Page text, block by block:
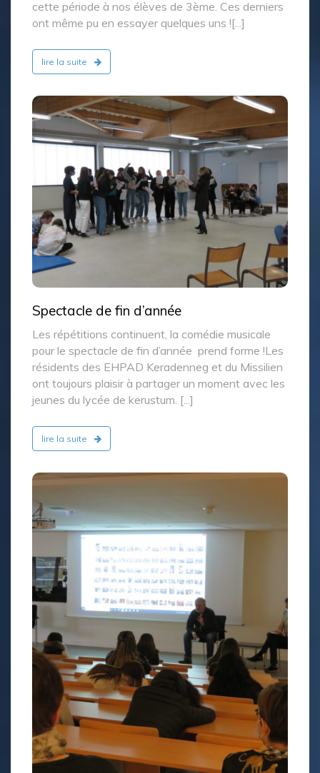
cette période à nos élèves de 3ème. Ces derniers
ont même pu en essayer quelques uns ![...]
lire la suite
Spectacle de fin d’année
Les répétitions continuent, la comédie musicale
pour le spectacle de fin d’année prend forme !Les
résidents des EHPAD Keradenneg et du Missilien
ont toujours plaisir à partager un moment avec les
jeunes du lycée de kerustum. [...]
lire la suite